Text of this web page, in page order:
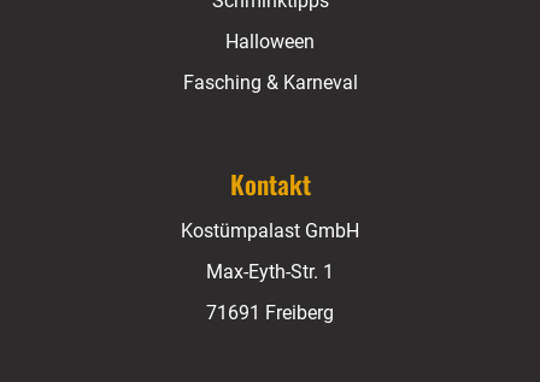
Halloween
Fasching & Karneval
Kontakt
Kostümpalast GmbH
Max-Eyth-Str. 1
71691 Freiberg